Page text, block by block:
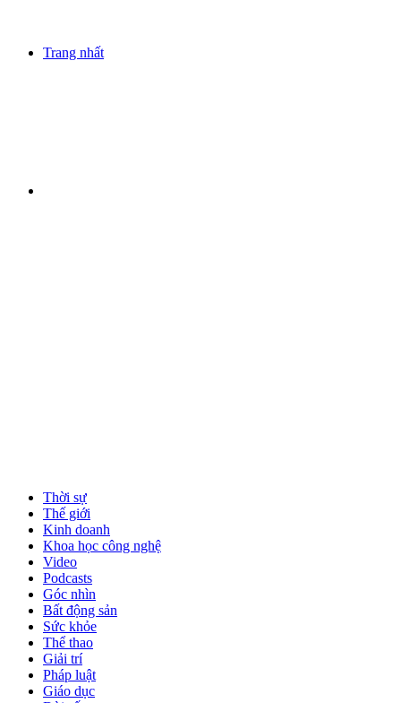
Trang nhất
Thời sự
Thế giới
Kinh doanh
Khoa học công nghệ
Video
Podcasts
Góc nhìn
Bất động sản
Sức khỏe
Thể thao
Giải trí
Pháp luật
Giáo dục